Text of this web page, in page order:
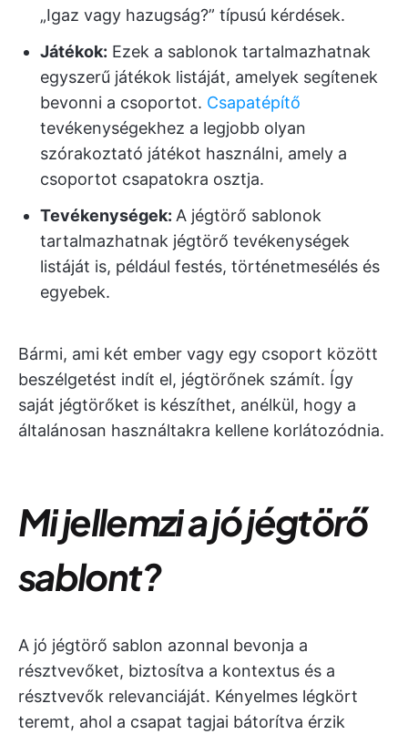
„Igaz vagy hazugság?” típusú kérdések.
Játékok: Ezek a sablonok tartalmazhatnak
egyszerű játékok listáját, amelyek segítenek
bevonni a csoportot. Csapatépítő
tevékenységekhez a legjobb olyan
szórakoztató játékot használni, amely a
csoportot csapatokra osztja.
Tevékenységek: A jégtörő sablonok
tartalmazhatnak jégtörő tevékenységek
listáját is, például festés, történetmesélés és
egyebek.
Bármi, ami két ember vagy egy csoport között
beszélgetést indít el, jégtörőnek számít. Így
saját jégtörőket is készíthet, anélkül, hogy a
általánosan használtakra kellene korlátozódnia.
Mi jellemzi a jó jégtörő
sablont?
A jó jégtörő sablon azonnal bevonja a
résztvevőket, biztosítva a kontextus és a
résztvevők relevanciáját. Kényelmes légkört
teremt, ahol a csapat tagjai bátorítva érzik